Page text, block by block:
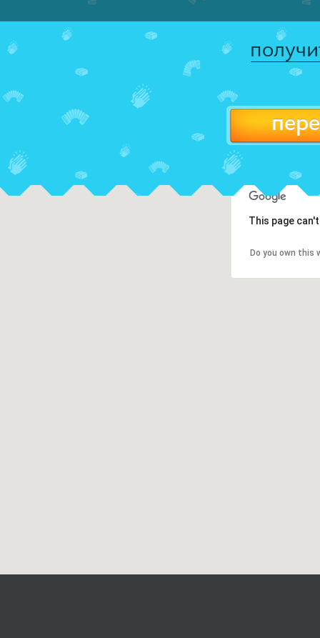
This page
Do you own this